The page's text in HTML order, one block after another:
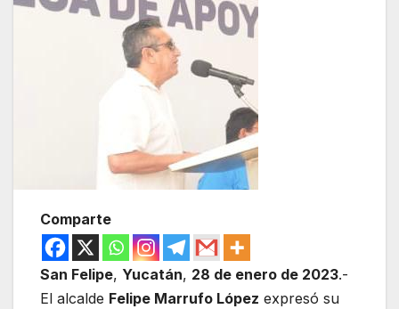
Comparte
San Felipe, Yucatán, 28 de enero de 2023.-
El alcalde Felipe Marrufo López expresó su